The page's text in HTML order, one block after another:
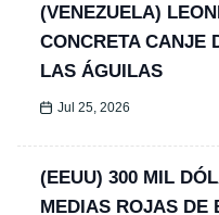
(VENEZUELA)
CONCRETA CANJE
LAS ÁGUILAS
Jul 25, 2026
(EEUU) 300 MIL
MEDIAS ROJAS DE